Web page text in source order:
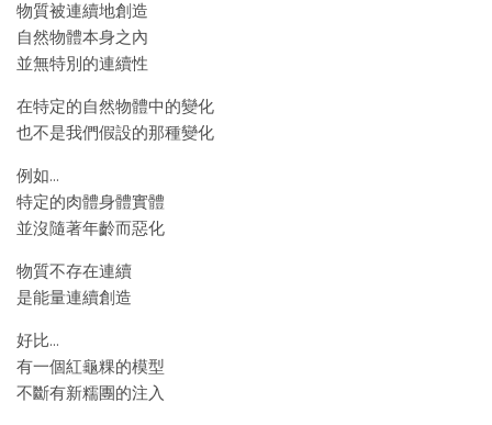
物質被連續地創造
自然物體本身之內
並無特別的連續性
在特定的自然物體中的變化
也不是我們假設的那種變化
例如…
特定的肉體身體實體
並沒隨著年齡而惡化
物質不存在連續
是能量連續創造
好比…
有一個紅龜粿的模型
不斷有新糯團的注入